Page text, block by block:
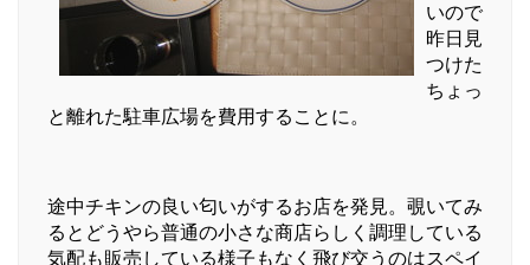
いので
昨日見
つけた
ちょっ
と離れた駐車広場を費用することに。
途中チキンの良い匂いがするお店を発見。覗いてみ
るとどうやら普通の小さな商店らしく調理している
気配も販売している様子もなく飛び交うのはスペイ